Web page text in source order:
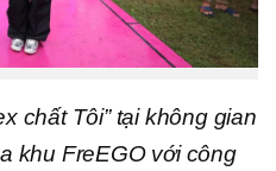
chất Tôi” tại không gian
khu FreEGO với công